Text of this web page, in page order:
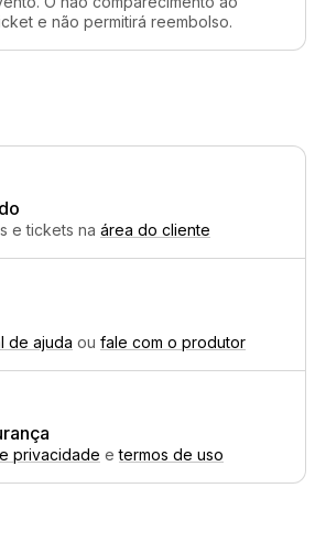
e não permitirá reembolso.
e tickets na área do cliente
de ajuda ou fale com o produtor
privacidade etermos de uso